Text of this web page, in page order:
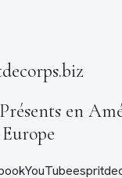
en
YouTube